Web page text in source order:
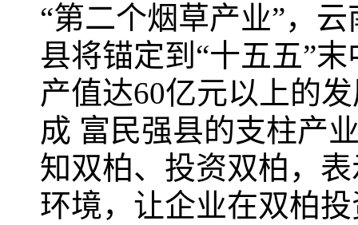
“第二个烟草产业”，
县将锚定到“十五五”
产值达60亿元以上的
成 富民强县的支柱产
知双柏、投资双柏，
环境，让企业在双柏